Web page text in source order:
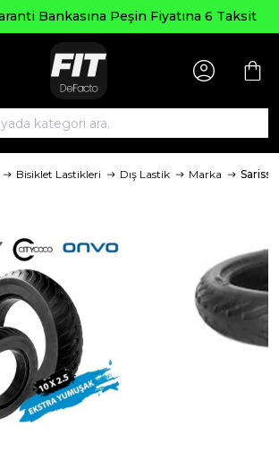
Bankasına Peşin Fiyatına 6 Taksit
Bisiklet Lastikleri Dış Lastik Marka